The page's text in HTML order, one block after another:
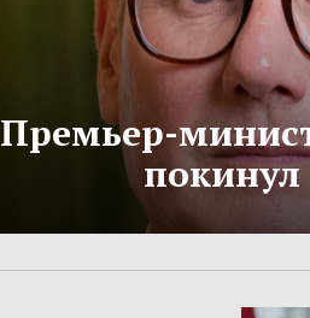
Премьер-
покинул